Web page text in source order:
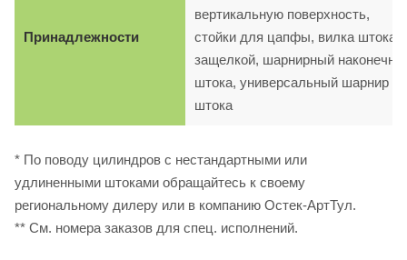
Принадлежности
вертикальную поверхность,
стойки для цапфы, вилка штока с
защелкой, шарнирный
штока, универсальный шарнир
штока
* По поводу цилиндров с нестандартными или
удлиненными штоками обращайтесь к своему
региональному дилеру или в компанию Остек-АртТул.
** См. номера заказов для спец. исполнений.